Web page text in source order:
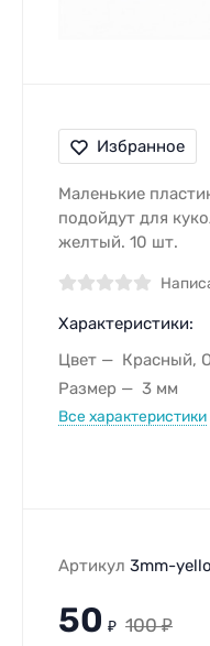
Избранное
Маленькие
подойдут для
желтый. 10 шт.
Характеристики:
Цвет
Красный,
Размер
3 мм
Все характеристики
Артикул 3mm-
50 ₽ 100 ₽